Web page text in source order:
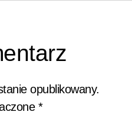
opublikowany.
*